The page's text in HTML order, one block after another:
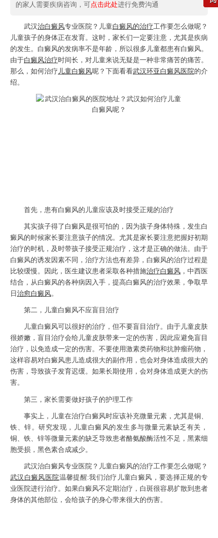
的家人需要疾病咨询，可点击此处进行免费沟通
武汉治白癜风专业医院？儿童白癜风的治疗工作要怎么做呢？
儿童孩子的身体正在发育。这时，家长们一定要注意，尤其是疾病
的发生。白癜风的发病率不是年龄，所以很多儿童都患有白癜风。
由于白癜风治疗时间长，对儿童来说无疑是一种非常痛苦的痛苦。
那么，如何治疗 儿童白癜风呢？下面看看武汉环亚白癜风医院的介
绍。
首先，患有白癜风的儿童应该及时接受正规的治疗
其实孩子得了白癜风是很可怕的，因为孩子身体特殊，发生白
癜风的时候家长要注意孩子的情况。尤其是家长要注意把握好初期
治疗的时机，及时带孩子接受正规治疗，这才是正确的做法。由于
白癜风的诱发因素不同，治疗方法也有差异，白癜风的治疗过程是
比较缓慢。因此，医生建议患者采取各种措施治疗白癜风 ，中西医
结合，从白癜风的各种病因入手，提高白癜风的治疗效果，争取早
日 治愈白癜风。
第二，儿童白癜风不应盲目治疗
儿童白癜风可以很好的治疗，但不要盲目治疗。由于儿童皮肤
很娇嫩，盲目治疗会给儿童皮肤带来一定的伤害，因此应避免盲目
治疗，以免造成一定的伤害。不要使用激素类药物和抗肿瘤药物，
这样容易对白癜风患儿造成很大的副作用，也会对身体造成很大的
伤害，导致孩子发育迟缓。如果长期使用，会对身体造成更大的伤
害。
第三，家长需要做好孩子的护理工作
事实上，儿童在治疗白癜风时应该补充微量元素，尤其是铜、
铁、锌。研究发现，儿童白癜风的发生多与微量元素缺乏有关，
铜、铁、锌等微量元素的缺乏导致患者酪氨酸酶活性不足，黑素细
胞受损，黑色素合成减少。
武汉治白癜风专业医院？儿童白癜风的治疗工作要怎么做呢？
武汉白癜风医院温馨提醒:我们治疗儿童白癜风，要选择正规的专
业医院进行治疗。如果白癜风不定期治疗，白斑很容易扩散到患者
身体的其他部位，会给孩子的身心带来很大的伤害。